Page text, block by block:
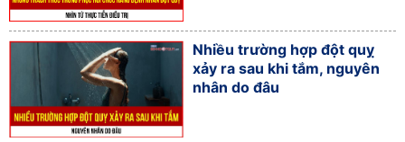
Nhiều trường hợp đột quỵ
xảy ra sau khi tắm, nguyên
nhân do đâu